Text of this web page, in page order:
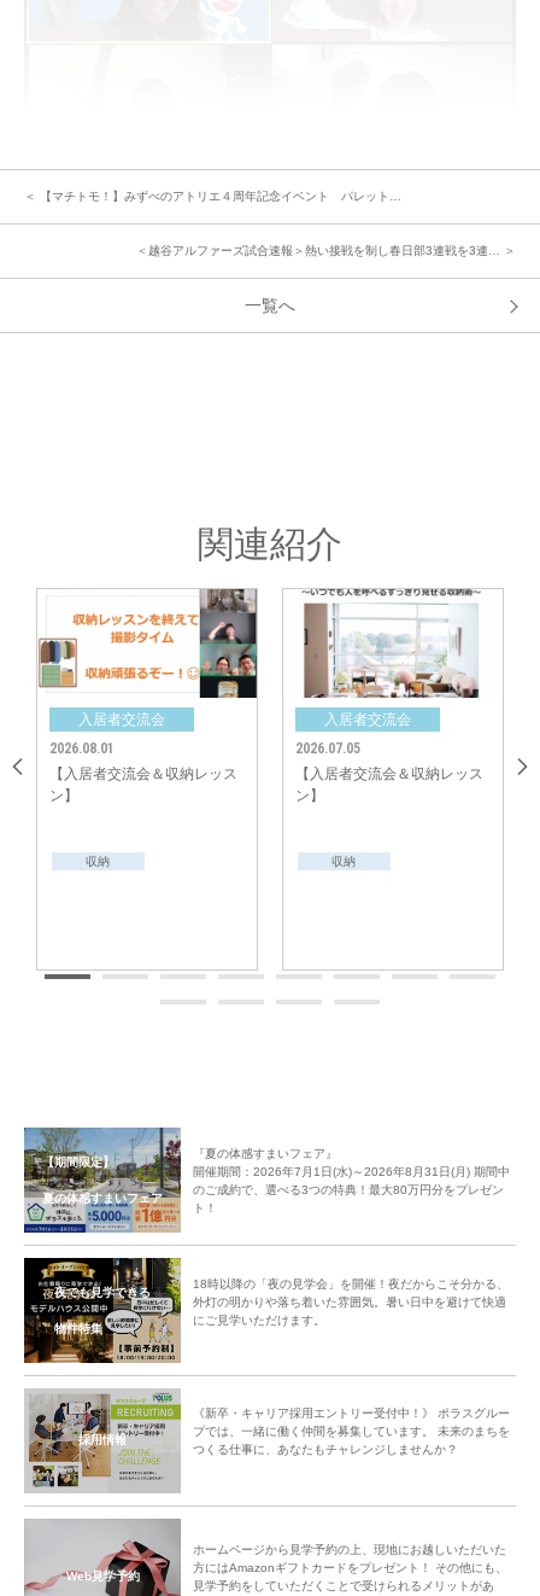
イべートレッスンを受けるベストなタイミングは？」などの問いに、丁寧に
最後に、これからのご自宅の整理収納の意気込みを発表していだだき、みな
中央グリーン開発㈱では、これからの街の成長を楽しみにしつつ、今後も
「ご入居者様間のコミュニティ形成」のサポートをしてまいります。
＜ 【マチトモ！】みずべのアトリエ４周年記念イベント パレット…
＜越谷アルファーズ試合速報＞熱い接戦を制し春日部3連戦を3連… ＞
一覧へ
関連紹介
入居者交流会
2026.08.01
【入居者交流会＆収納レッス
ン】
収納
入居者交流会
2026.07.05
【入居者交流会＆収納レッス
ン】
収納
【期間限定】
夏の体感すまいフェア
『夏の体感すまいフェア』
開催期間：2026年7月1日(水)～2026年8月31日(月) 期間中
のご成約で、選べる3つの特典！最大80万円分をプレゼン
ト！
夜でも見学できる
物件特集
18時以降の「夜の見学会」を開催！夜だからこそ分かる、
外灯の明かりや落ち着いた雰囲気。暑い日中を避けて快適
にご見学いただけます。
採用情報
《新卒・キャリア採用エントリー受付中！》 ポラスグルー
プでは、一緒に働く仲間を募集しています。 未来のまちを
つくる仕事に、あなたもチャレンジしませんか？
Web見学予約
ホームページから見学予約の上、現地にお越しいただいた
方にはAmazonギフトカードをプレゼント！ その他にも、
見学予約をしていただくことで受けられるメリットがあ